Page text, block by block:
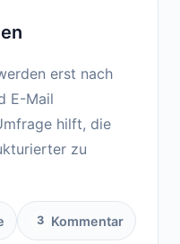
erst nach
E-Mail
hilft, die
zu
3 Kommentar